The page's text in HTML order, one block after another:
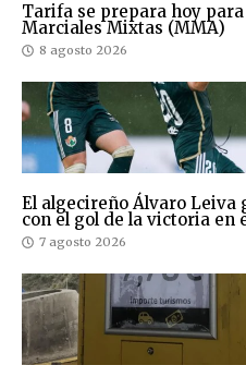
Tarifa se prepara hoy
Marciales Mixtas (MMA)
8 agosto 2026
El algecireño Álvaro Leiva
con el gol de la victoria en
7 agosto 2026